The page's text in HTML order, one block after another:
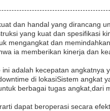
dan handal yang dirancang
yang kuat dan spesifikasi
mengangkat dan
ia memberikan kinerja dan
adalah kecepatan angkatnya
di lokasiSistem angkat
berbagai tugas angkat,dari
dapat beroperasi secara